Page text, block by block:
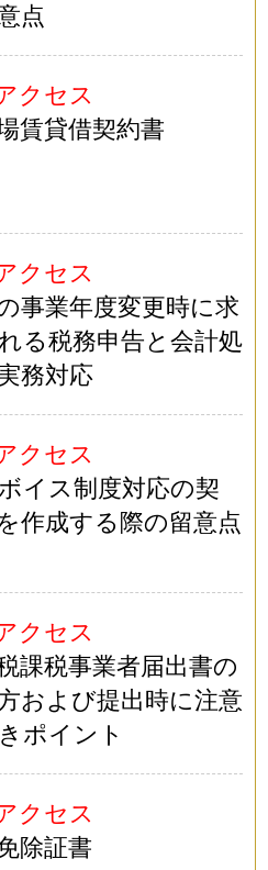
点
クセス
賃貸借契約書
クセス
事業年度変更時に求
る税務申告と会計処
務対応
クセス
イス制度対応の契
作成する際の留意点
クセス
課税事業者届出書の
および提出時に注意
ポイント
クセス
除証書